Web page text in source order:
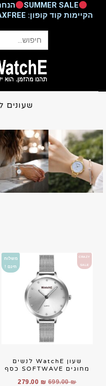
SUMMER SALE הנחת
הקיימות קוד קופון: TAXFREE • משלוח חינם • הזמינו עכשיו
שעונים
שעונים
CRAZY
SALE
משלוח
חינם !
שעון WatchE לנשים
מחוגים SOFTWAVE כסף
699.00
279.00 ₪